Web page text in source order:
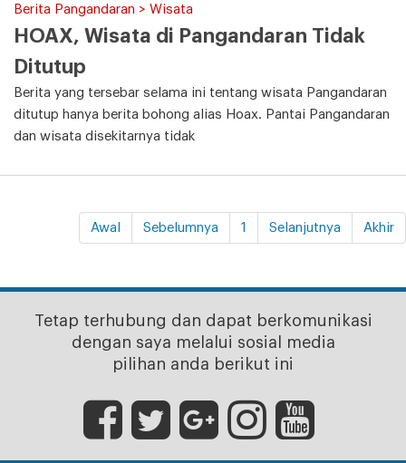
Berita Pangandaran > Wisata
HOAX, Wisata di Pangandaran Tidak
Ditutup
Berita yang tersebar selama ini tentang wisata Pangandaran
ditutup hanya berita bohong alias Hoax. Pantai Pangandaran
dan wisata disekitarnya tidak
Awal Sebelumnya 1 Selanjutnya Akhir
Tetap terhubung dan dapat berkomunikasi
dengan saya melalui sosial media
pilihan anda berikut ini